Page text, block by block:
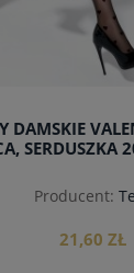
DAMSKIE
SERDUSZKA
Producent:
21,60 ZŁ